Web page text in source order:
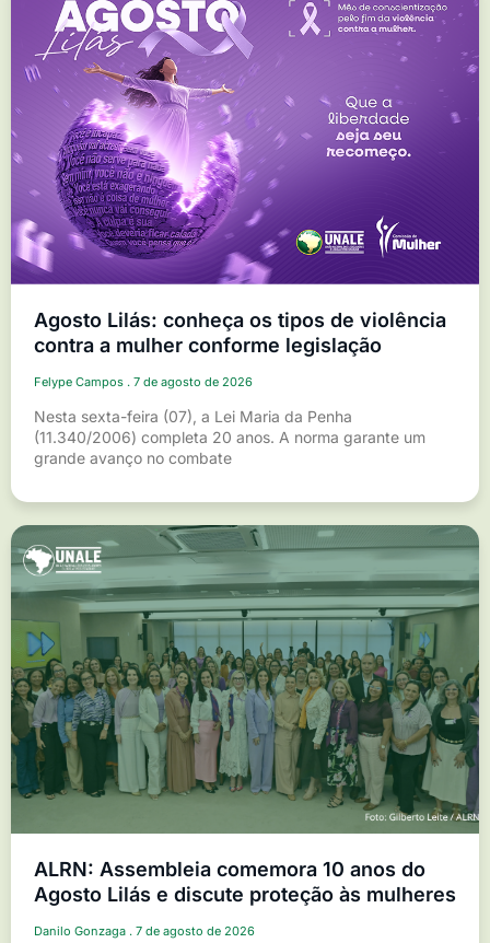
Agosto Lilás: conheça os tipos de violência
contra a mulher conforme legislação
Felype Campos 7 de agosto de 2026
Nesta sexta-feira (07), a Lei Maria da Penha
(11.340/2006) completa 20 anos. A norma garante um
grande avanço no combate
ALRN: Assembleia comemora 10 anos do
Agosto Lilás e discute proteção às mulheres
Danilo Gonzaga 7 de agosto de 2026